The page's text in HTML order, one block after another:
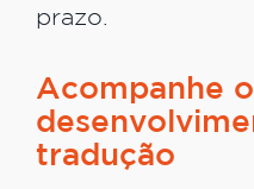
prazo.
Acompanhe o
tradução